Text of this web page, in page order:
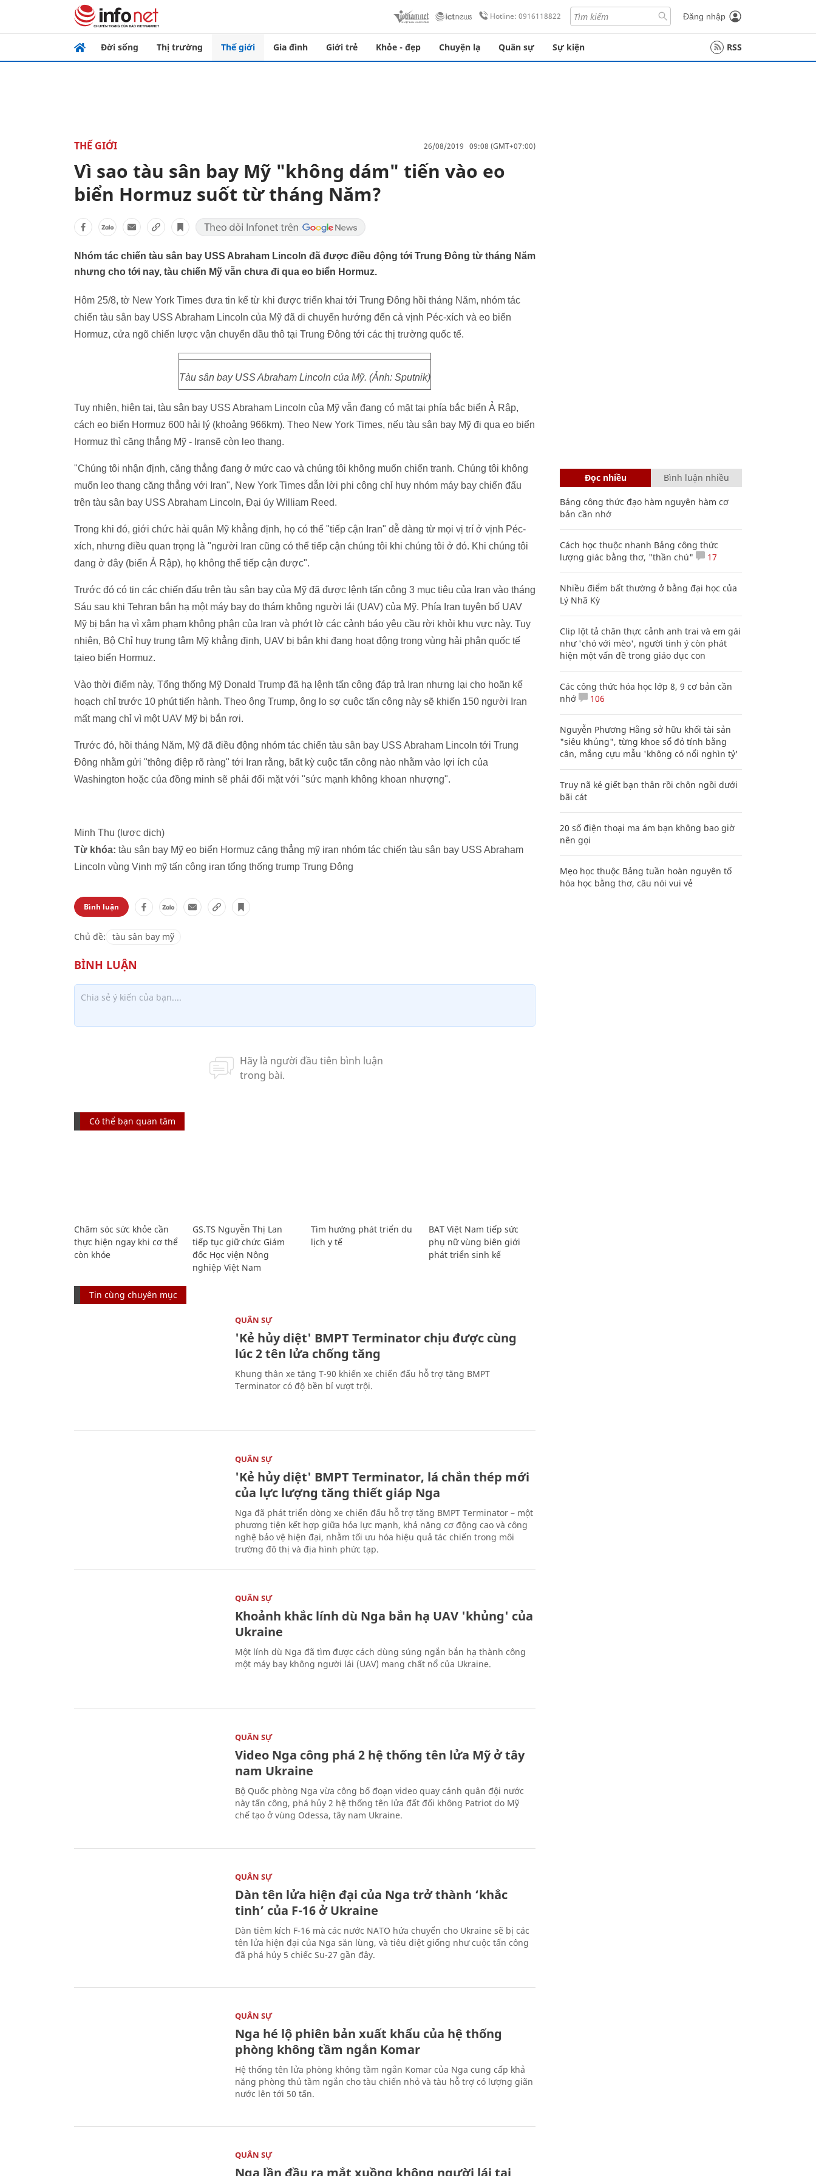
Hotline: 0916118822 Đăng nhập
Đời sống Thị trường Thế giới Gia đình Giới trẻ Khỏe - đẹp Chuyện lạ Quân sự Sự kiện RSS
THẾ GIỚI 26/08/2019 09:08 (GMT+07:00)
Vì sao tàu sân bay Mỹ "không dám" tiến vào eo
biển Hormuz suốt từ tháng Năm?
Nhóm tác chiến tàu sân bay USS Abraham Lincoln đã được điều động tới Trung Đông từ tháng Năm
nhưng cho tới nay, tàu chiến Mỹ vẫn chưa đi qua eo biển Hormuz.
Hôm 25/8, tờ New York Times đưa tin kể từ khi được triển khai tới Trung Đông hồi tháng Năm, nhóm tác
chiến tàu sân bay USS Abraham Lincoln của Mỹ đã di chuyển hướng đến cả vịnh Péc-xích và eo biển
Hormuz, cửa ngõ chiến lược vận chuyển dầu thô tại Trung Đông tới các thị trường quốc tế.
Tàu sân bay USS Abraham Lincoln của Mỹ. (Ảnh: Sputnik)
Tuy nhiên, hiện tại, tàu sân bay USS Abraham Lincoln của Mỹ vẫn đang có mặt tại phía bắc biển Ả Rập,
cách eo biển Hormuz 600 hải lý (khoảng 966km). Theo New York Times, nếu tàu sân bay Mỹ đi qua eo biển
Hormuz thì căng thẳng Mỹ - Iransẽ còn leo thang.
"Chúng tôi nhận định, căng thẳng đang ở mức cao và chúng tôi không muốn chiến tranh. Chúng tôi không
muốn leo thang căng thẳng với Iran", New York Times dẫn lời phi công chỉ huy nhóm máy bay chiến đấu
trên tàu sân bay USS Abraham Lincoln, Đại úy William Reed.
Trong khi đó, giới chức hải quân Mỹ khẳng định, họ có thể "tiếp cận Iran" dễ dàng từ mọi vị trí ở vịnh Péc-
xích, nhưng điều quan trọng là "người Iran cũng có thể tiếp cận chúng tôi khi chúng tôi ở đó. Khi chúng tôi
đang ở đây (biển Ả Rập), họ không thể tiếp cận được".
Trước đó có tin các chiến đấu trên tàu sân bay của Mỹ đã được lệnh tấn công 3 mục tiêu của Iran vào tháng
Sáu sau khi Tehran bắn hạ một máy bay do thám không người lái (UAV) của Mỹ. Phía Iran tuyên bố UAV
Mỹ bị bắn hạ vì xâm phạm không phận của Iran và phớt lờ các cảnh báo yêu cầu rời khỏi khu vực này. Tuy
nhiên, Bộ Chỉ huy trung tâm Mỹ khẳng định, UAV bị bắn khi đang hoạt động trong vùng hải phận quốc tế
tạieo biển Hormuz.
Vào thời điểm này, Tổng thống Mỹ Donald Trump đã hạ lệnh tấn công đáp trả Iran nhưng lại cho hoãn kế
hoạch chỉ trước 10 phút tiến hành. Theo ông Trump, ông lo sợ cuộc tấn công này sẽ khiến 150 người Iran
mất mạng chỉ vì một UAV Mỹ bị bắn rơi.
Trước đó, hồi tháng Năm, Mỹ đã điều động nhóm tác chiến tàu sân bay USS Abraham Lincoln tới Trung
Đông nhằm gửi "thông điệp rõ ràng" tới Iran rằng, bất kỳ cuộc tấn công nào nhằm vào lợi ích của
Washington hoặc của đồng minh sẽ phải đối mặt với "sức mạnh không khoan nhượng".
Minh Thu (lược dịch)
Từ khóa: tàu sân bay Mỹ eo biển Hormuz căng thẳng mỹ iran nhóm tác chiến tàu sân bay USS Abraham
Lincoln vùng Vịnh mỹ tấn công iran tổng thống trump Trung Đông
Bình luận
Chủ đề: tàu sân bay mỹ
Có thể bạn quan tâm
Chăm sóc sức khỏe cần
thực hiện ngay khi cơ thể
còn khỏe
GS.TS Nguyễn Thị Lan
tiếp tục giữ chức Giám
đốc Học viện Nông
nghiệp Việt Nam
Tìm hướng phát triển du
lịch y tế
BAT Việt Nam tiếp sức
phụ nữ vùng biên giới
phát triển sinh kế
Tin cùng chuyên mục
QUÂN SỰ
'Kẻ hủy diệt' BMPT Terminator chịu được cùng
lúc 2 tên lửa chống tăng
Khung thân xe tăng T-90 khiến xe chiến đấu hỗ trợ tăng BMPT
Terminator có độ bền bỉ vượt trội.
QUÂN SỰ
'Kẻ hủy diệt' BMPT Terminator, lá chắn thép mới
của lực lượng tăng thiết giáp Nga
Nga đã phát triển dòng xe chiến đấu hỗ trợ tăng BMPT Terminator – một
phương tiện kết hợp giữa hỏa lực mạnh, khả năng cơ động cao và công
nghệ bảo vệ hiện đại, nhằm tối ưu hóa hiệu quả tác chiến trong môi
trường đô thị và địa hình phức tạp.
QUÂN SỰ
Khoảnh khắc lính dù Nga bắn hạ UAV 'khủng' của
Ukraine
Một lính dù Nga đã tìm được cách dùng súng ngắn bắn hạ thành công
một máy bay không người lái (UAV) mang chất nổ của Ukraine.
QUÂN SỰ
Video Nga công phá 2 hệ thống tên lửa Mỹ ở tây
nam Ukraine
Bộ Quốc phòng Nga vừa công bố đoạn video quay cảnh quân đội nước
này tấn công, phá hủy 2 hệ thống tên lửa đất đối không Patriot do Mỹ
chế tạo ở vùng Odessa, tây nam Ukraine.
QUÂN SỰ
Dàn tên lửa hiện đại của Nga trở thành ‘khắc
tinh’ của F-16 ở Ukraine
Dàn tiêm kích F-16 mà các nước NATO hứa chuyển cho Ukraine sẽ bị các
tên lửa hiện đại của Nga săn lùng, và tiêu diệt giống như cuộc tấn công
đã phá hủy 5 chiếc Su-27 gần đây.
QUÂN SỰ
Nga hé lộ phiên bản xuất khẩu của hệ thống
phòng không tầm ngắn Komar
Hệ thống tên lửa phòng không tầm ngắn Komar của Nga cung cấp khả
năng phòng thủ tầm ngắn cho tàu chiến nhỏ và tàu hỗ trợ có lượng giãn
nước lên tới 50 tấn.
QUÂN SỰ
Đọc nhiều Bình luận nhiều
Bảng công thức đạo hàm nguyên hàm cơ
bản cần nhớ
Cách học thuộc nhanh Bảng công thức
lượng giác bằng thơ, "thần chú"
17
Nhiều điểm bất thường ở bằng đại học của
Lý Nhã Kỳ
Clip lột tả chân thực cảnh anh trai và em gái
như 'chó với mèo', người tinh ý còn phát
hiện một vấn đề trong giáo dục con
Các công thức hóa học lớp 8, 9 cơ bản cần
nhớ
106
Nguyễn Phương Hằng sở hữu khối tài sản
"siêu khủng", từng khoe sổ đỏ tính bằng
cân, mắng cựu mẫu 'không có nổi nghìn tỷ'
Truy nã kẻ giết bạn thân rồi chôn ngồi dưới
bãi cát
20 số điện thoại ma ám bạn không bao giờ
nên gọi
Mẹo học thuộc Bảng tuần hoàn nguyên tố
hóa học bằng thơ, câu nói vui vẻ